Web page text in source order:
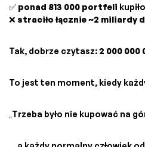
✅ ponad 813 000 portfeli
❌ straciło łącznie ~2 miliardy
Tak, dobrze czytasz:2 000 000
To jest ten moment, kiedy
„Trzeba było nie kupować na